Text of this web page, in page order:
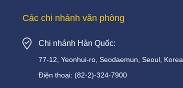
Các chi nhánh văn phòng
Chi nhánh Hàn Quốc:
77-12, Yeonhui-ro, Seodaemun, Seoul, Korea
Điện thoại: (82-2)-324-7900